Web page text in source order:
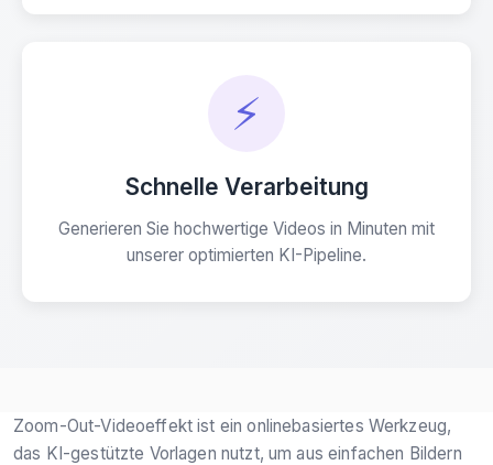
⚡
Schnelle Verarbeitung
Generieren Sie hochwertige Videos in Minuten mit
unserer optimierten KI-Pipeline.
Zoom-Out-Videoeffekt ist ein onlinebasiertes Werkzeug,
das KI-gestützte Vorlagen nutzt, um aus einfachen Bildern